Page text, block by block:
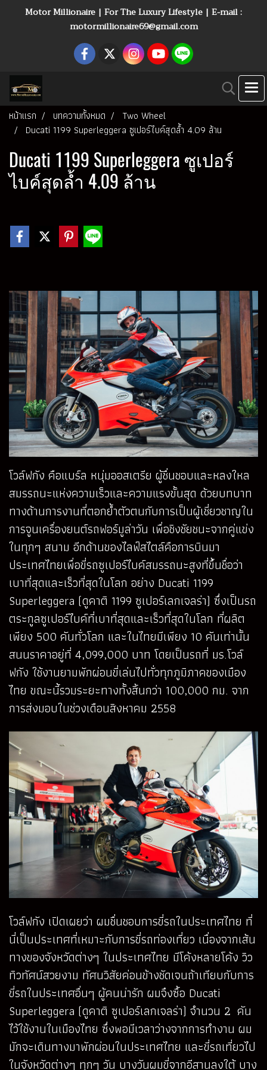
Motor Millionaire | For The Luxury Lifestyle | E-mail :
motormillionaire69@gmail.com
หน้าแรก บทความทั้งหมด
Two Wheel
Ducati 1199 Superleggera ซูเปอร์ไบค์สุดล้ำ 4.09 ล้าน
Ducati 1199 Superleggera ซูเปอร์
ไบค์สุดล้ำ 4.09 ล้าน
โวล์ฟกัง คือแบร์ล หนุ่มออสเตรีย ผู้ชื่นชอบและหลงใหล
สมรรถนะแห่งความเร็วและความแรงขั้นสุด ด้วยบทบาท
ทางด้านการงานที่ตอกย้ำตัวตนกับการเป็นผู้เชี่ยวชาญใน
การจูนเครื่องยนต์รถฟอร์มูล่าวัน เพื่อชิงชัยชนะจากคู่แข่ง
ในทุกๆ สนาม อีกด้านของไลฟ์สไตล์คือการบินมา
ประเทศไทยเพื่อขี่รถซูเปอร์ไบค์สมรรถนะสูงที่ขึ้นชื่อว่า
เบาที่สุดและเร็วที่สุดในโลก อย่าง Ducati 1199
Superleggera (ดูคาติ 1199 ซูเปอร์เลกเจลร่า) ซึ่งเป็นรถ
ตระกูลซูเปอร์ไบค์ที่เบาที่สุดและเร็วที่สุดในโลก ที่ผลิต
เพียง 500 คันทั่วโลก และในไทยมีเพียง 10 คันเท่านั้น
สนนราคาอยู่ที่ 4,099,000 บาท โดยเป็นรถที่ มร.โวล์
ฟกัง ใช้งานยามพักผ่อนขี่เล่นไปทั่วทุกภูมิภาคของเมือง
ไทย ขณะนี้รวมระยะทางทั้งสิ้นกว่า 100,000 กม. จาก
การส่งมอบในช่วงเดือนสิงหาคม 2558
โวล์ฟกัง เปิดเผยว่า ผมชื่นชอบการขี่รถในประเทศไทย ที่
นี่เป็นประเทศที่เหมาะกับการขี่รถท่องเที่ยว เนื่องจากเส้น
ทางของจังหวัดต่างๆ ในประเทศไทย มีโค้งหลายโค้ง วิว
ทิวทัศน์สวยงาม ทัศนวิสัยค่อนข้างชัดเจนถ้าเทียบกับการ
ขี่รถในประเทศอื่นๆ ผู้คนน่ารัก ผมจึงซื้อ Ducati
Superleggera (ดูคาติ ซูเปอร์เลกเจลร่า) จำนวน 2 คัน
ไว้ใช้งานในเมืองไทย ซึ่งพอมีเวลาว่างจากการทำงาน ผม
มักจะเดินทางมาพักผ่อนในประเทศไทย และขี่รถเที่ยวไป
ในจังหวัดต่างๆ ทุกๆ วัน บางวันผมขี่จากอีสานลงใต้ บาง